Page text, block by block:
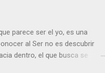
parece ser el yo, es una
al Ser no es descubrir
dentro, el que busca se